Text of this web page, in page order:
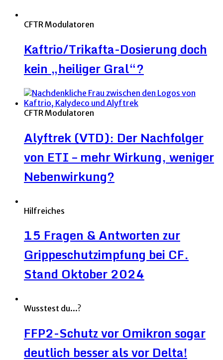
CFTR Modulatoren
Kaftrio/Trikafta-Dosierung doch
kein „heiliger Gral“?
CFTR Modulatoren
Alyftrek (VTD): Der Nachfolger
von ETI – mehr Wirkung, weniger
Nebenwirkung?
Hilfreiches
15 Fragen & Antworten zur
Grippeschutzimpfung bei CF.
Stand Oktober 2024
Wusstest du...?
FFP2-Schutz vor Omikron sogar
deutlich besser als vor Delta!